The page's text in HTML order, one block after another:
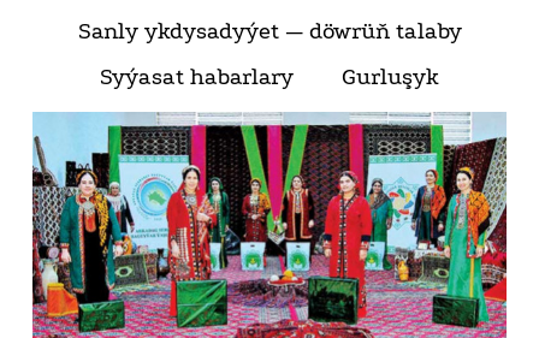
Sanly ykdysadyýet — döwrüň talaby
Syýasat habarlary
Gurluşyk